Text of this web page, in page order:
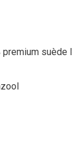
premium suède